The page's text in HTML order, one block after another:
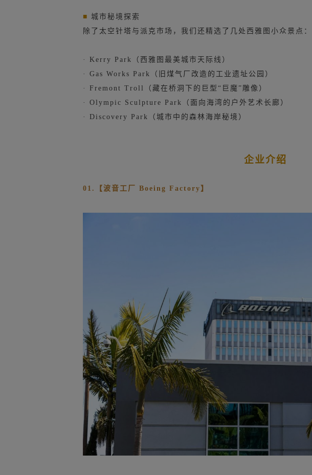
■ 城市秘境探索
除了太空针塔与派克市场，我们还精选了几处西雅图小众景点：
· Kerry Park（西雅图最美城市天际线）
· Gas Works Park（旧煤气厂改造的工业遗址公园）
· Fremont Troll（藏在桥洞下的巨型“巨魔”雕像）
· Olympic Sculpture Park（面向海湾的户外艺术长廊）
· Discovery Park（城市中的森林海岸秘境）
企业介绍
01.【波音工厂 Boeing Factory】